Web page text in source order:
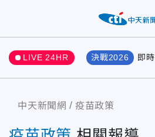
LIVE 24HR 決戰2026 即時
中天新聞網 疫苗政策